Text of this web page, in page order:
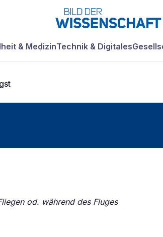
& MedizinTechnik & Digitales
od. während des Fluges